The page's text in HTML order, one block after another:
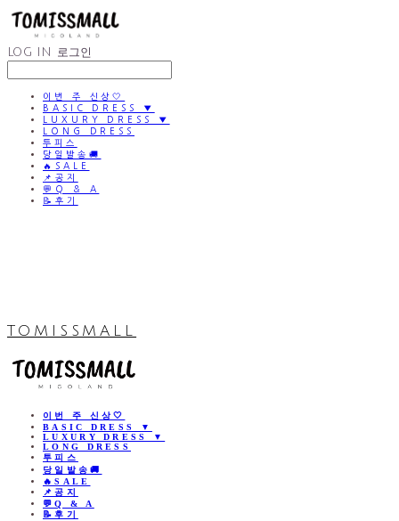
LOG IN 로그인
이번 주 신상🤍
BASIC DRESS ▼
LUXURY DRESS ▼
LONG DRESS
투피스
당일발송🚚
🔥SALE
📌공지
💬Q & A
📝후기
TOMISSMALL
이번 주 신상🤍
BASIC DRESS ▼
LUXURY DRESS ▼
LONG DRESS
투피스
당일발송🚚
🔥SALE
📌공지
💬Q & A
📝후기